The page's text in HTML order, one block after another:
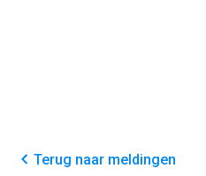
Terug naar meldingen